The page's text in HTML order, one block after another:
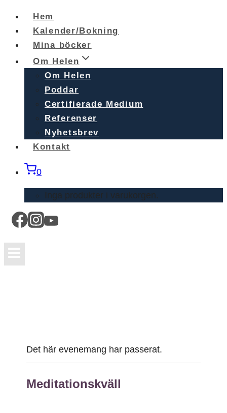
Skip
content
Hem
Kalender/Bokning
Mina böcker
Om Helen
Om Helen
Poddar
Certifierade Medium
Referenser
Nyhetsbrev
Kontakt
0
Inga produkter i varukorgen.
Det här evenemang har passerat.
Meditationskväll